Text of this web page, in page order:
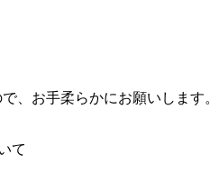
、お手柔らかにお願いします
て